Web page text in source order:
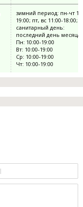
зимний период: пн-чт
19:00; пт, вс 11:00-18:00;
санитарный день:
последний день месяца
Пн: 10:00-19:00
Вт: 10:00-19:00
Ср: 10:00-19:00
Чт: 10:00-19:00